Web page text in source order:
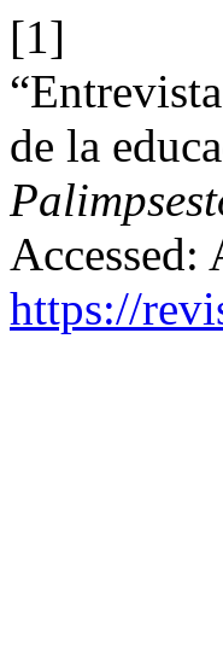
[1]
de la
https://